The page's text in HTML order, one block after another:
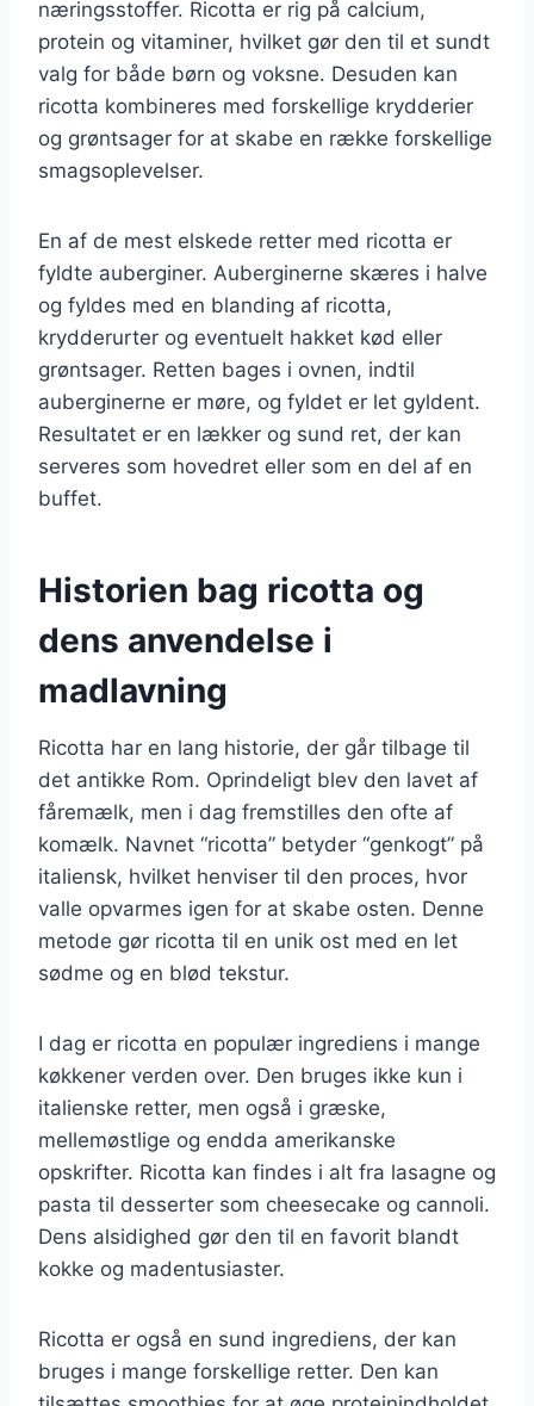
næringsstoffer. Ricotta er rig på calcium,
protein og vitaminer, hvilket gør den til et sundt
valg for både børn og voksne. Desuden kan
ricotta kombineres med forskellige krydderier
og grøntsager for at skabe en række forskellige
smagsoplevelser.
En af de mest elskede retter med ricotta er
fyldte auberginer. Auberginerne skæres i halve
og fyldes med en blanding af ricotta,
krydderurter og eventuelt hakket kød eller
grøntsager. Retten bages i ovnen, indtil
auberginerne er møre, og fyldet er let gyldent.
Resultatet er en lækker og sund ret, der kan
serveres som hovedret eller som en del af en
buffet.
Historien bag ricotta og
dens anvendelse i
madlavning
Ricotta har en lang historie, der går tilbage til
det antikke Rom. Oprindeligt blev den lavet af
fåremælk, men i dag fremstilles den ofte af
komælk. Navnet “ricotta” betyder “genkogt” på
italiensk, hvilket henviser til den proces, hvor
valle opvarmes igen for at skabe osten. Denne
metode gør ricotta til en unik ost med en let
sødme og en blød tekstur.
I dag er ricotta en populær ingrediens i mange
køkkener verden over. Den bruges ikke kun i
italienske retter, men også i græske,
mellemøstlige og endda amerikanske
opskrifter. Ricotta kan findes i alt fra lasagne og
pasta til desserter som cheesecake og cannoli.
Dens alsidighed gør den til en favorit blandt
kokke og madentusiaster.
Ricotta er også en sund ingrediens, der kan
bruges i mange forskellige retter. Den kan